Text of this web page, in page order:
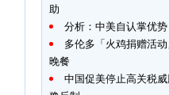
助
分析：中美自认掌优
多伦多「火鸡捐赠活
晚餐
中国促美停止高关税